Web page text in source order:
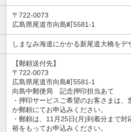
〒722-0073
広島県尾道市向島町5581-1
しまなみ海道にかかる新尾道大橋をデ
【郵頼送付先】
〒722-0073
広島県尾道市向島町5581-1
向島中郵便局 記念押印担当あて
・押印サービスご希望のお客さまは
か郵頼にてお申込みください。
・郵頼は、11月25日(月)到着分まで
裕をもってお申込みください。